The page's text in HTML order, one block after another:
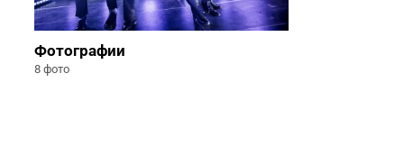
Фотографии
8 фото